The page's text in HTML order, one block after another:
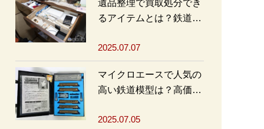
遺品整理で買取処分でき
るアイテムとは？鉄道グ
も
2025.07.07
マイクロエースで人気の
高い鉄道模型は？高価買
2025.07.05